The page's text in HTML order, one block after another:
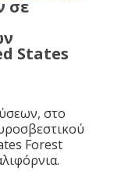
σε
States
στο
Forest